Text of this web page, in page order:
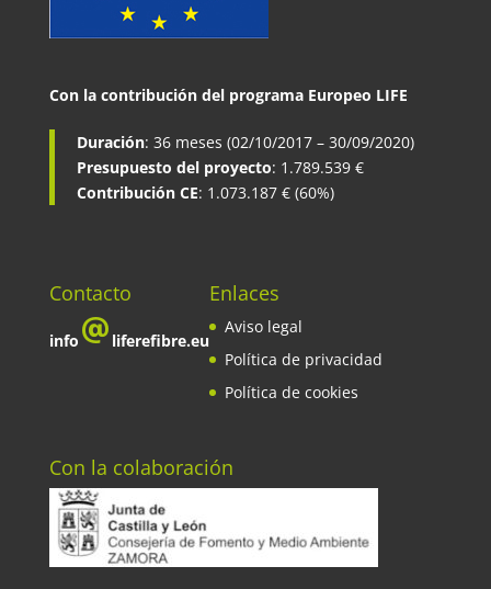
Con la contribución del programa Europeo LIFE
Duración: 36 meses (02/10/2017 – 30/09/2020)
Presupuesto del proyecto: 1.789.539 €
Contribución CE: 1.073.187 € (60%)
Contacto
info liferefibre.eu
Enlaces
Aviso legal
Política de privacidad
Política de cookies
Con la colaboración